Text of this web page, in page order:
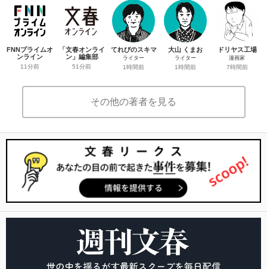
FNNプライムオ
ンライン
11分前
「文春オンライ
ン」編集部
51分前
てれびのスキマ
ライター
1時間前
大山 くまお
ライター
1時間前
ドリヤス工場
漫画家
7時間前
その他の著者を見る